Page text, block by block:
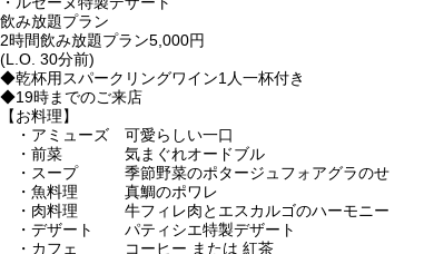
飲み放題プラン
2時間飲み放題プラン
(L.O. 30分前)
5,000円
◆乾杯用スパークリングワイン1人一杯付き
◆19時までのご来店
【お料理】
・アミューズ 可愛らしい一口
・前菜 気まぐれオードブル
・スープ 季節野菜のポタージュフォアグラのせ
・魚料理 真鯛のポワレ
・肉料理 牛フィレ肉とエスカルゴのハーモニー
・デザート パティシエ特製デザート
・カフェ コーヒー または 紅茶